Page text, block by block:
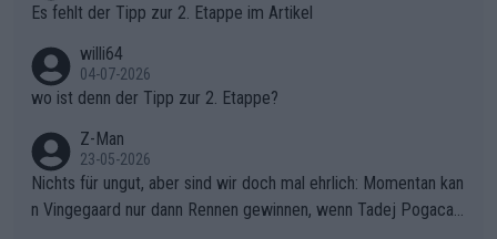
Es fehlt der Tipp zur 2. Etappe im Artikel
willi64
04-07-2026
wo ist denn der Tipp zur 2. Etappe?
Z-Man
23-05-2026
Nichts für ungut, aber sind wir doch mal ehrlich: Momentan kan
n Vingegaard nur dann Rennen gewinnen, wenn Tadej Pogacar